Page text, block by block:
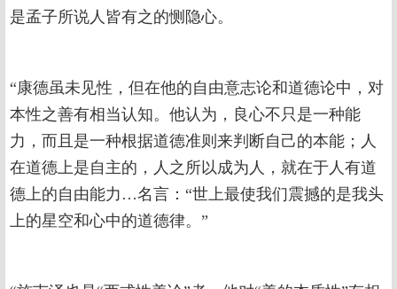
是孟子所说人皆有之的恻隐心。
“康德虽未见性，但在他的自由意志论和道德论中，对
本性之善有相当认知。他认为，良心不只是一种能
力，而且是一种根据道德准则来判断自己的本能；人
在道德上是自主的，人之所以成为人，就在于人有道
德上的自由能力…名言：“世上最使我们震撼的是我头
上的星空和心中的道德律。”